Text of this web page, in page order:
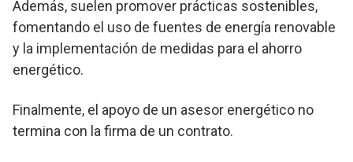
Además, suelen promover prácticas sostenibles,
fomentando el uso de fuentes de energía renovable
y la implementación de medidas para el ahorro
energético.
Finalmente, el apoyo de un asesor energético no
termina con la firma de un contrato.